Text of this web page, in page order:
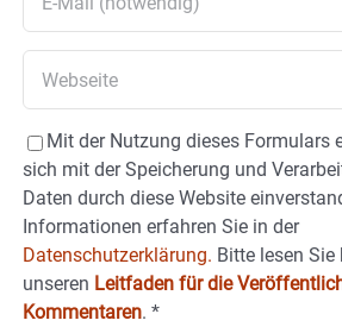
Mit der Nutzung dieses Formulars
sich mit der Speicherung und
Daten durch diese Website
Informationen erfahren Sie in der
Datenschutzerklärung. Bitte lesen Sie
unseren Leitfaden für die
Kommentaren. *